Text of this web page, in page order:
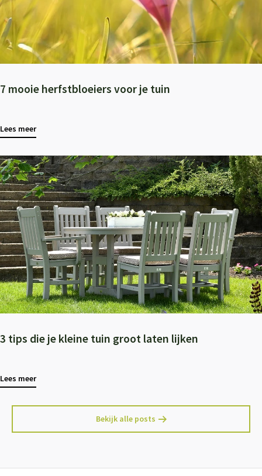
7 mooie herfstbloeiers voor je tuin
Lees meer
3 tips die je kleine tuin groot laten lijken
Lees meer
Bekijk alle posts